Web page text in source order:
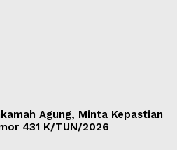
Agung, Minta Kepastian
431 K/TUN/2026